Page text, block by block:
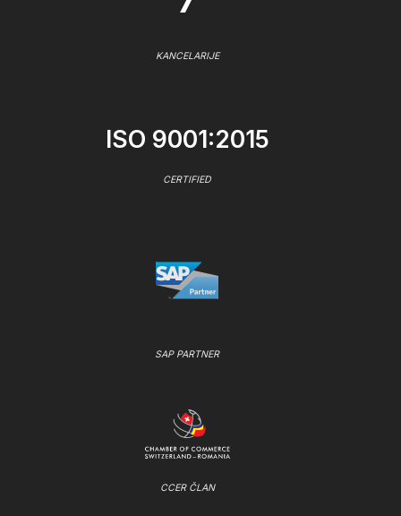
KANCELARIJE
ISO 9001:2015
CERTIFIED
SAP PARTNER
CCER ČLAN